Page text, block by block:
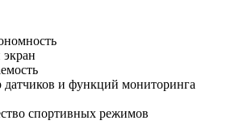
и функций мониторинга
спортивных режимов